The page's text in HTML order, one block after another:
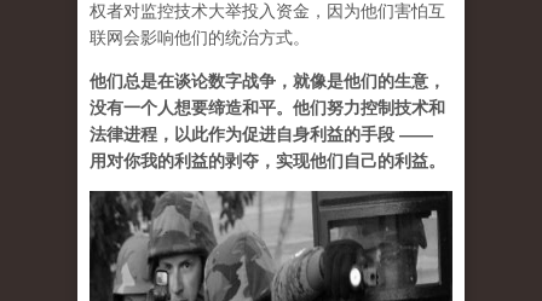
权者对监控技术大举投入资金，因为他们害怕互
联网会影响他们的统治方式。
他们总是在谈论数字战争，就像是他们的生意，
没有一个人想要缔造和平。他们努力控制技术和
法律进程，以此作为促进自身利益的手段 ——
用对你我的利益的剥夺，实现他们自己的利益。